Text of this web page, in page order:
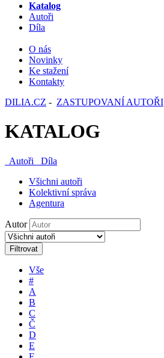
Katalog
Autoři
Díla
O nás
Novinky
Ke stažení
Kontakty
DILIA.CZ - ZASTUPOVANÍ AUTOŘI
KATALOG
Autoři
Díla
Všichni autoři
Kolektivní správa
Agentura
Autor
Filtrovat
Vše
#
A
B
C
Č
D
E